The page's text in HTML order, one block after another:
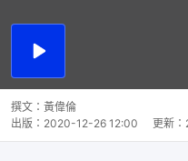
播
撰文： 黃偉倫
出版： 2020-12-26 12:00 更新：